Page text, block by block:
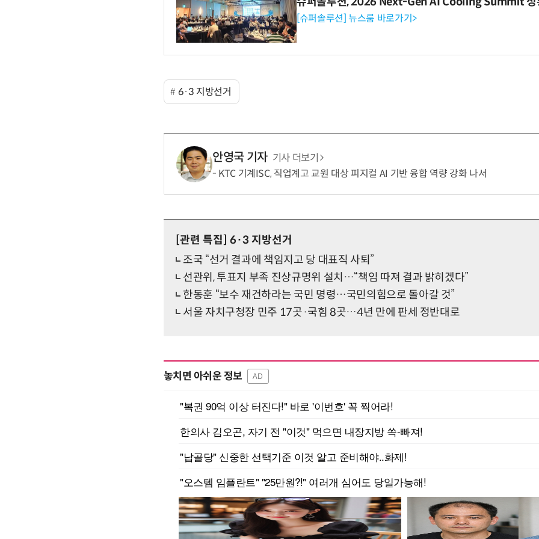
[슈퍼솔루션] 뉴스룸 바로가기>
6·3 지방선거
안영국 기자 기사 더보기
KTC 기계ISC, 직업계고 교원 대상 피지컬 AI 기반 융합 역량 강화 나서
[관련 특집] 6·3 지방선거
조국 “선거 결과에 책임지고 당 대표직 사퇴”
선관위, 투표지 부족 진상규명위 설치…“책임 따져 결과 밝히겠다”
한동훈 “보수 재건하라는 국민 명령…국민의힘으로 돌아갈 것”
서울 자치구청장 민주 17곳·국힘 8곳…4년 만에 판세 정반대로
놓치면 아쉬운 정보 AD